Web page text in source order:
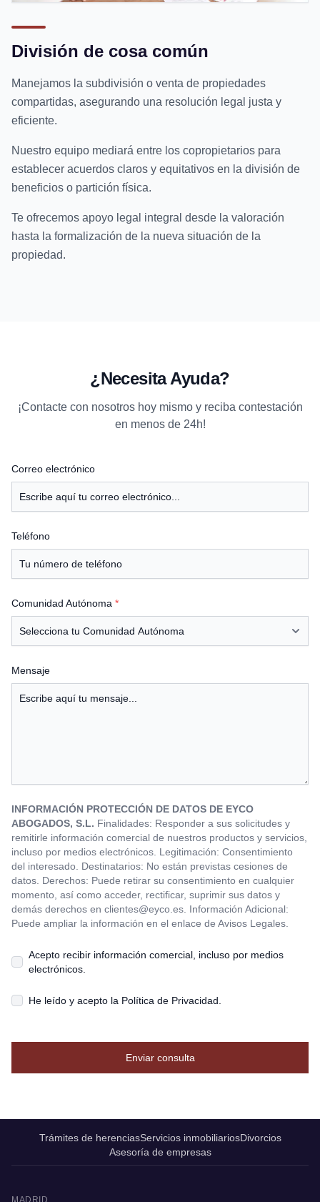
División de cosa común
Manejamos la subdivisión o venta de propiedades
compartidas, asegurando una resolución legal justa y
eficiente.
Nuestro equipo mediará entre los copropietarios para
establecer acuerdos claros y equitativos en la división de
beneficios o partición física.
Te ofrecemos apoyo legal integral desde la valoración
hasta la formalización de la nueva situación de la
propiedad.
¿Necesita Ayuda?
¡Contacte con nosotros hoy mismo y reciba contestación
en menos de 24h!
Correo electrónico
Teléfono
Comunidad Autónoma *
Mensaje
INFORMACIÓN PROTECCIÓN DE DATOS DE EYCO
ABOGADOS, S.L. Finalidades: Responder a sus solicitudes y
remitirle información comercial de nuestros productos y servicios,
incluso por medios electrónicos. Legitimación: Consentimiento
del interesado. Destinatarios: No están previstas cesiones de
datos. Derechos: Puede retirar su consentimiento en cualquier
momento, así como acceder, rectificar, suprimir sus datos y
demás derechos en clientes@eyco.es . Información Adicional:
Puede ampliar la información en el enlace de Avisos Legales.
Acepto recibir información comercial, incluso por medios
electrónicos.
He leído y acepto la Política de Privacidad
Enviar consulta
Trámites de herenciasServicios inmobiliariosDivorcios
Asesoría de empresas
MADRID